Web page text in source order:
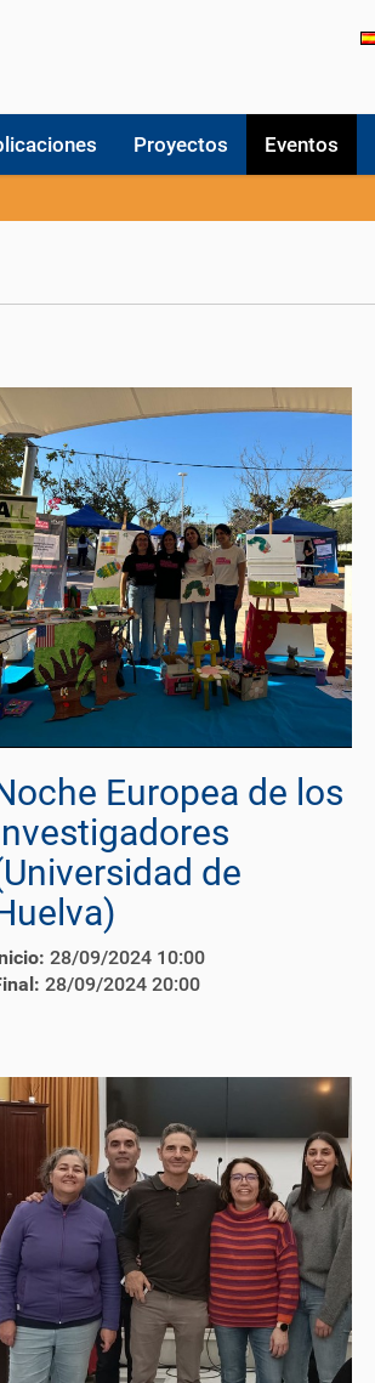
Proyectos Eventos
Europea de los
de
28/09/2024 10:00
28/09/2024 20:00